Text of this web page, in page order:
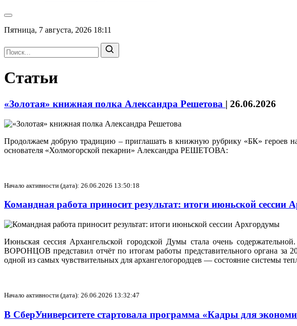
Пятница, 7 августа, 2026 18:11
Статьи
«Золотая» книжная полка Александра Решетова | 26.06.2026
Продолжаем добрую традицию – приглашать в книжную рубрику «БК» героев
основателя «Холмогорской пекарни» Александра РЕШЕТОВА:
Начало активности (дата): 26.06.2026 13:50:18
Командная работа приносит результат: итоги июньской сессии
Июньская сессия Архангельской городской Думы стала очень
ВОРОНЦОВ представил отчёт по итогам работы представительного органа за
одной из самых чувствительных для архангелогородцев — состояние системы
Начало активности (дата): 26.06.2026 13:32:47
В СберУниверситете стартовала программа «Кадры для